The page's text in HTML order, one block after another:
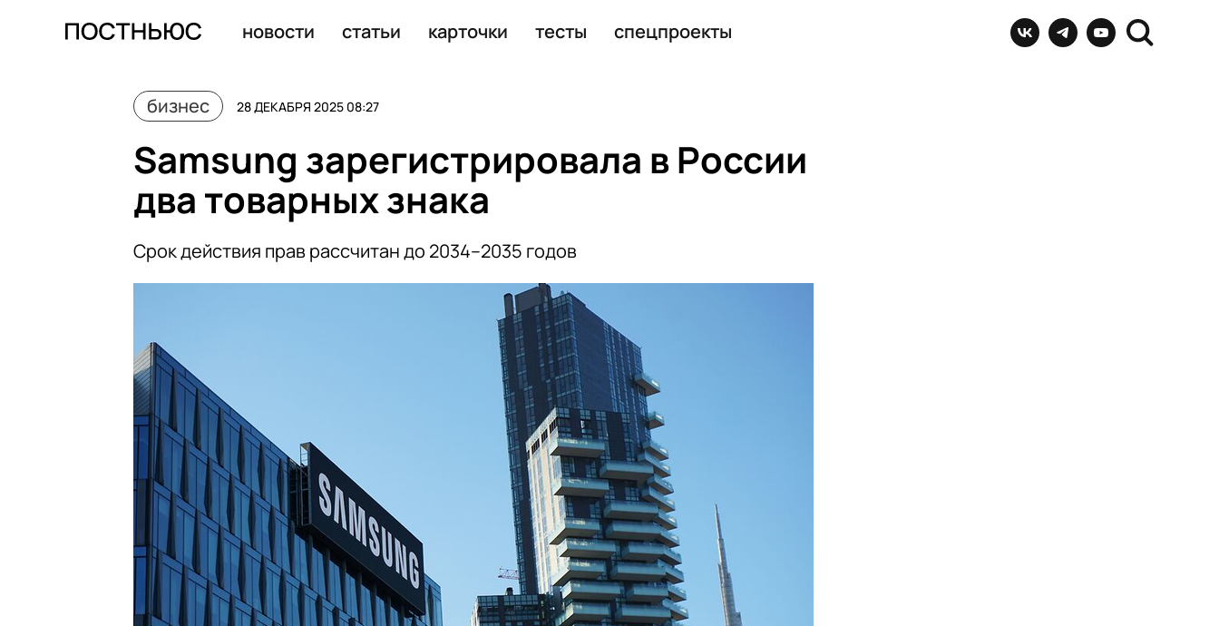
новости статьи карточки тесты спецпроекты
бизнес 28 ДЕКАБРЯ 2025 08:27
Samsung зарегистрировала в России
два товарных знака
Срок действия прав рассчитан до 2034–2035 годов